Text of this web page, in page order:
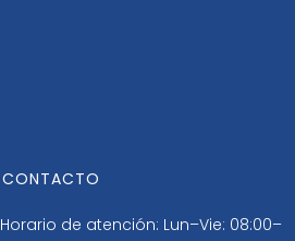
CONTACTO
Horario de atención: Lun–Vie: 08:00–